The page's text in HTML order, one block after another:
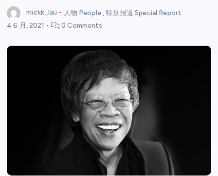
mickk_lau 人物 People,特别报道 Special Report
4 6 月, 2021
0 Comments